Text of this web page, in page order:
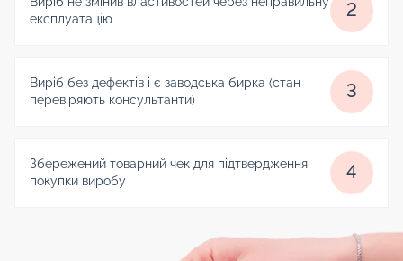
експлуатацію
2
Виріб без дефектів і є заводська бирка (стан
перевіряють консультанти)
3
Збережений товарний чек для підтвердження
покупки виробу
4